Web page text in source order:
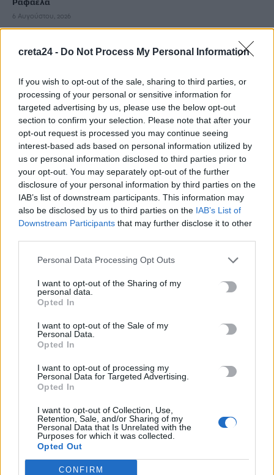
creta24 - Do Not Process My Personal Information
If you wish to opt-out of the sale, sharing to third parties, or
processing of your personal or sensitive information for
targeted advertising by us, please use the below opt-out
section to confirm your selection. Please note that after your
opt-out request is processed you may continue seeing
interest-based ads based on personal information utilized by
us or personal information disclosed to third parties prior to
your opt-out. You may separately opt-out of the further
disclosure of your personal information by third parties on the
IAB’s list of downstream participants. This information may
also be disclosed by us to third parties on the IAB’s List of
Downstream Participants that may further disclose it to other
Personal Data Processing Opt Outs
I want to opt-out of the Sharing of my
personal data.
Opted In
I want to opt-out of the Sale of my
Personal Data.
Opted In
I want to opt-out of processing my
Personal Data for Targeted Advertising.
Opted In
I want to opt-out of Collection, Use,
Retention, Sale, and/or Sharing of my
Personal Data that Is Unrelated with the
Purposes for which it was collected.
Opted Out
CONFIRM
6 Αυγούστου, 2026
FDA: Ενέκρινε το πρώτο εμβόλιο mRNA κατά της γρίπης
Γιώργος Παράσχος: Στο νοσοκομείο για νέα θεραπεία στη
μάχη του με τον καρκίνο
Προσφεύγουν στη δικαιοσύνη για τα δασικά οι
αγροτοκτηνοτρόφοι
6 Αυγούστου, 2026
Φωτοβολταϊκά στο σπίτι: Πώς θα κερδίσετε «έκπτωση» 25%
στο ρεύμα
Σοκ στο Μεξικό: Influencer εκτελέστηκε σε ζωντανή μετάδοση
6 Αυγούστου, 2026
ΠΑΓΝΗ: Στο πλευρό των μικρών μαχητών ο Βλαδίμηρος
Κυριακίδης
6 Αυγούστου, 2026
βίντεο με την αντίδρασή τους
6 Αυγούστου, 2026
Ηράκλειο: Διακρίσεις και… ξενοφοβία στα Mini Bus;